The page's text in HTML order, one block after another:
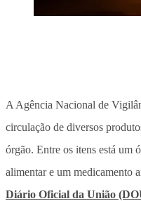
A Agência Nacional de
circulação de diversos
órgão. Entre os itens está um
alimentar e um medicamento
Diário Oficial da União